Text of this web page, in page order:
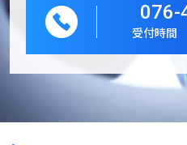
076-
受付時間